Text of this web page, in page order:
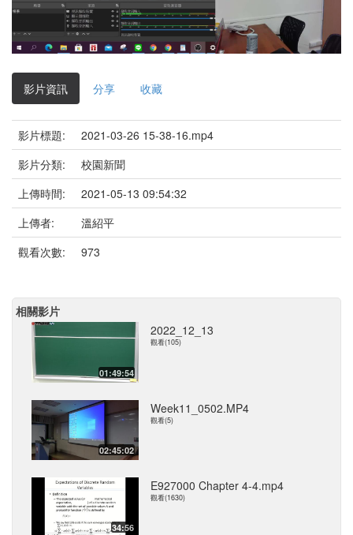
放
影
影片資訊 分享 收藏
影片標題:
2021-03-26 15-38-16.mp4
影片分類:
校園新聞
上傳時間:
2021-05-13 09:54:32
上傳者:
溫紹平
觀看次數:
973
相關影片
01:49:54
2022_12_13
觀看(105)
02:45:02
Week11_0502.MP4
觀看(5)
34:56
E927000 Chapter 4-4.mp4
觀看(1630)